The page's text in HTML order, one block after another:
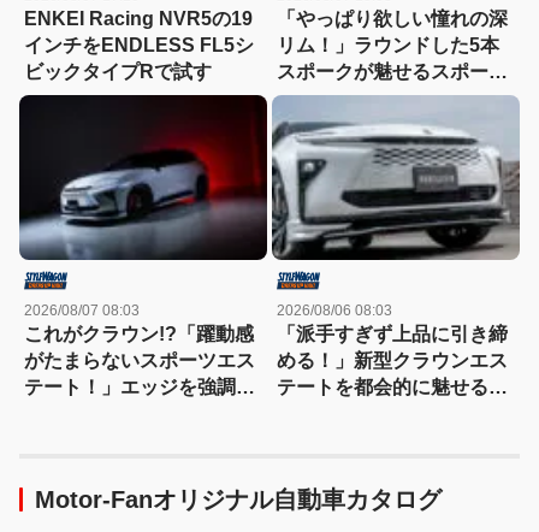
ENKEI Racing NVR5の19
インチをENDLESS FL5シ
ビックタイプRで試す
「やっぱり欲しい憧れの深
リム！」ラウンドした5本
スポークが魅せるスポーツ
コンケイブを履いてみた
い！
2026/08/07 08:03
これがクラウン!?「躍動感
がたまらないスポーツエス
テート！」エッジを強調し
2026/08/06 08:03
「派手すぎず上品に引き締
める！」新型クラウンエス
テートを都会的に魅せる、
Motor-Fanオリジナル自動車カタログ